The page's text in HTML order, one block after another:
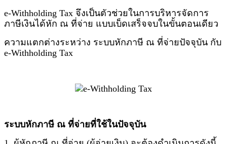
e-Withholding Tax จึงเป็นตัวช่วยในการบริหารจัดการ
ภาษีเงินได้หัก ณ ที่จ่าย แบบเบ็ดเสร็จจบในขั้นตอนเดียว
ความแตกต่างระหว่าง ระบบหักภาษี ณ ที่จ่ายปัจจุบัน กับ
e-Withholding Tax
ระบบหักภาษี ณ ที่จ่ายที่ใช้ในปัจจุบัน